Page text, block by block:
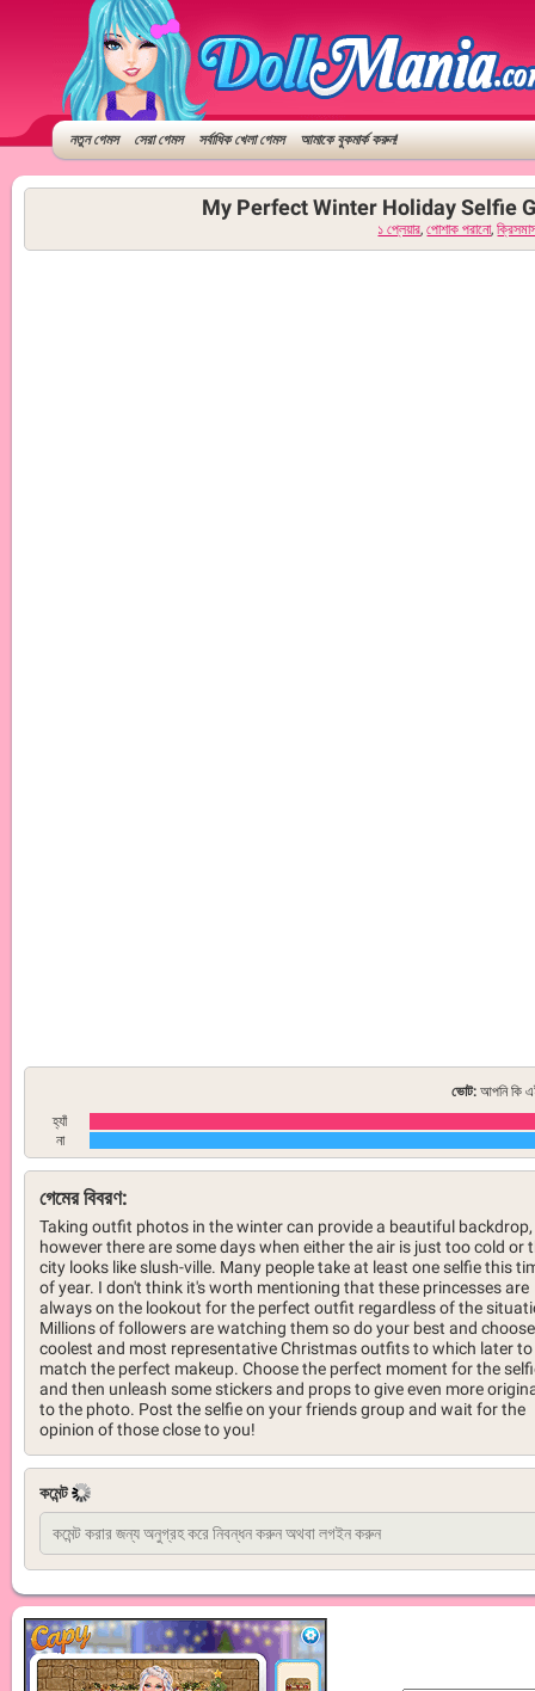
নতুন গেমস সেরা গেমস সর্বাধিক খেলা গেমস আমাকে বুকমার্ক করুন!
My Perfect Winter Holiday Selfie
১ প্লেয়ার,পোশাক পরানো,
ভোট: আপনি কি
হ্যাঁ
না
গেমের বিবরণ:
Taking outfit photos in the winter can provide a beautiful backdrop,
however there are some days when either the air is just too cold or
city looks like slush-ville. Many people take at least one selfie this
of year. I don't think it's worth mentioning that these princesses are
always on the lookout for the perfect outfit regardless of the
Millions of followers are watching them so do your best and
coolest and most representative Christmas outfits to which later to
match the perfect makeup. Choose the perfect moment for the
and then unleash some stickers and props to give even more
to the photo. Post the selfie on your friends group and wait for the
opinion of those close to you!
কমেন্ট